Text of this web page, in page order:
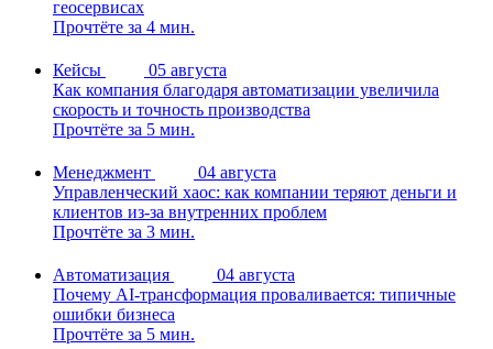
геосервисах
Прочтёте за 4 мин.
Кейсы
05 августа
Как компания благодаря автоматизации увеличила
скорость и точность производства
Прочтёте за 5 мин.
Менеджмент
04 августа
Управленческий хаос: как компании теряют деньги и
клиентов из-за внутренних проблем
Прочтёте за 3 мин.
Автоматизация
04 августа
Почему AI-трансформация проваливается: типичные
ошибки бизнеса
Прочтёте за 5 мин.